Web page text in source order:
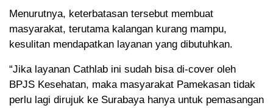
Menurutnya, keterbatasan tersebut membuat
masyarakat, terutama kalangan kurang mampu,
kesulitan mendapatkan layanan yang dibutuhkan.
“Jika layanan Cathlab ini sudah bisa di-cover oleh
BPJS Kesehatan, maka masyarakat Pamekasan tidak
perlu lagi dirujuk ke Surabaya hanya untuk pemasangan